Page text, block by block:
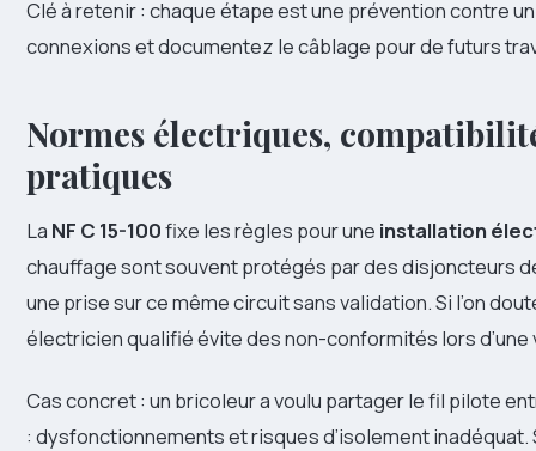
Clé à retenir : chaque étape est une prévention contre
connexions et documentez le câblage pour de futurs
Normes électriques,
pratiques
La NF C 15-100fixe les règles pour une installation
chauffage sont souvent protégés par des disjoncteurs
une prise sur ce même circuit sans validation. Si l’on
électricien qualifié évite des non-conformités lors
Cas concret : un bricoleur a voulu partager le fil pilote
: dysfonctionnements et risques d’isolement